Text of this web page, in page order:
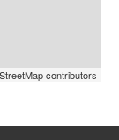
contributors